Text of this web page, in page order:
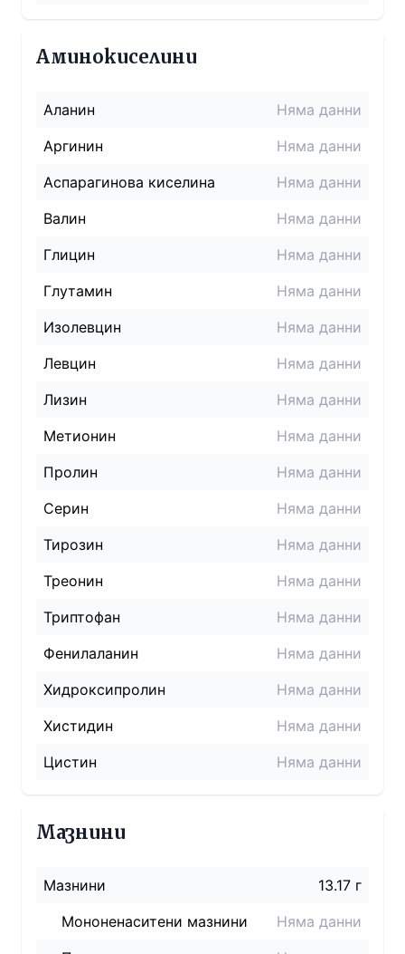
Аминокиселини
Аланин
Няма данни
Аргинин
Няма данни
Аспарагинова киселина
Няма данни
Валин
Няма данни
Глицин
Няма данни
Глутамин
Няма данни
Изолевцин
Няма данни
Левцин
Няма данни
Лизин
Няма данни
Метионин
Няма данни
Пролин
Няма данни
Серин
Няма данни
Тирозин
Няма данни
Треонин
Няма данни
Триптофан
Няма данни
Фенилаланин
Няма данни
Хидроксипролин
Няма данни
Хистидин
Няма данни
Цистин
Няма данни
Мазнини
Мазнини
13.17 г
Мононенаситени мазнини
Няма данни